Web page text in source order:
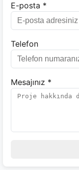
E-posta *
Telefon
Mesajınız *